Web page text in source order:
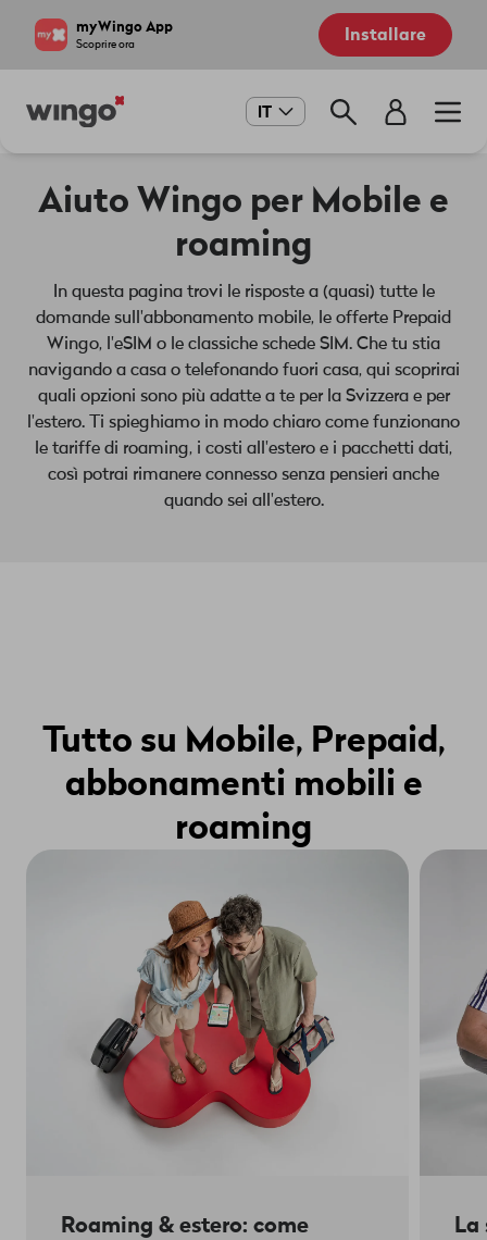
myWingo App
Scoprire ora Installare
Main
IT
Aiuto Wingo per Mobile e
roaming
In questa pagina trovi le risposte a (quasi) tutte le
domande sull'abbonamento mobile, le offerte Prepaid
Wingo, l'eSIM o le classiche schede SIM. Che tu stia
navigando a casa o telefonando fuori casa, qui scoprirai
quali opzioni sono più adatte a te per la Svizzera e per
l'estero. Ti spieghiamo in modo chiaro come funzionano
le tariffe di roaming, i costi all'estero e i pacchetti dati,
così potrai rimanere connesso senza pensieri anche
quando sei all'estero.
Tutto su Mobile, Prepaid,
abbonamenti mobili e
roaming
Roaming & estero: come
La